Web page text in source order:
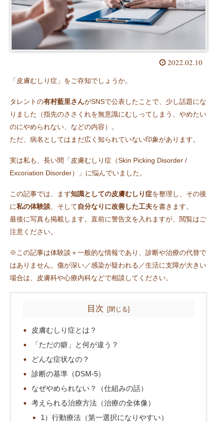
2022.02.10
「皮膚むしり症」をご存知でしょうか。
タレントの有村藍里さんがSNSで公表したことで、少し話題にな
りました（指先のささくれを無意識にむしってしまう、やめたい
のにやめられない、などの内容）。
ただ、病名としてはまだ広く知られていない印象があります。
実は私も、長い間「皮膚むしり症（Skin Picking Disorder /
Excoriation Disorder）」に悩んでいました。
この記事では、まず知識としての皮膚むしり症を整理し、その後
に私の体験談 、そして自分なりに改善した工夫を書きます。
最後に写真も掲載します。直前に警告文を入れますが、閲覧はご
注意ください。
※この記事は体験談＋一般的な情報であり、診断や治療の代替で
はありません。傷が深い／感染が疑われる／生活に支障が大きい
場合は、皮膚科や心療内科などで相談してください。
目次
皮膚むしり症とは？
「ただの癖」と何が違う？
どんな症状なの？
診断の基準（DSM-5）
なぜやめられない？（仕組みの話）
考えられる治療方法（治療の全体像）
1）行動療法（第一選択になりやすい）